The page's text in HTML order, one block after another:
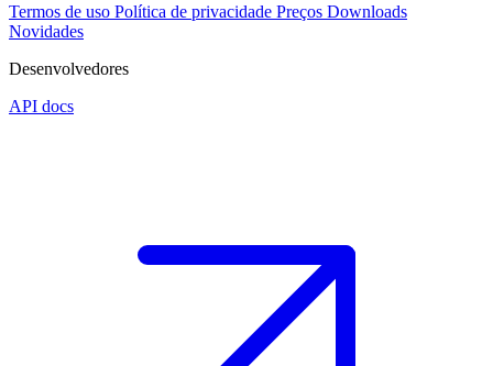
Termos de uso Política de privacidade Preços Downloads
Novidades
Desenvolvedores
API docs